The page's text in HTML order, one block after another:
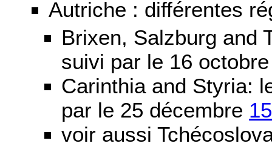
Autriche : différentes
Brixen, Salzburg and
suivi par le 16
Carinthia and Styria:
par le 25 décembre
voir aussi